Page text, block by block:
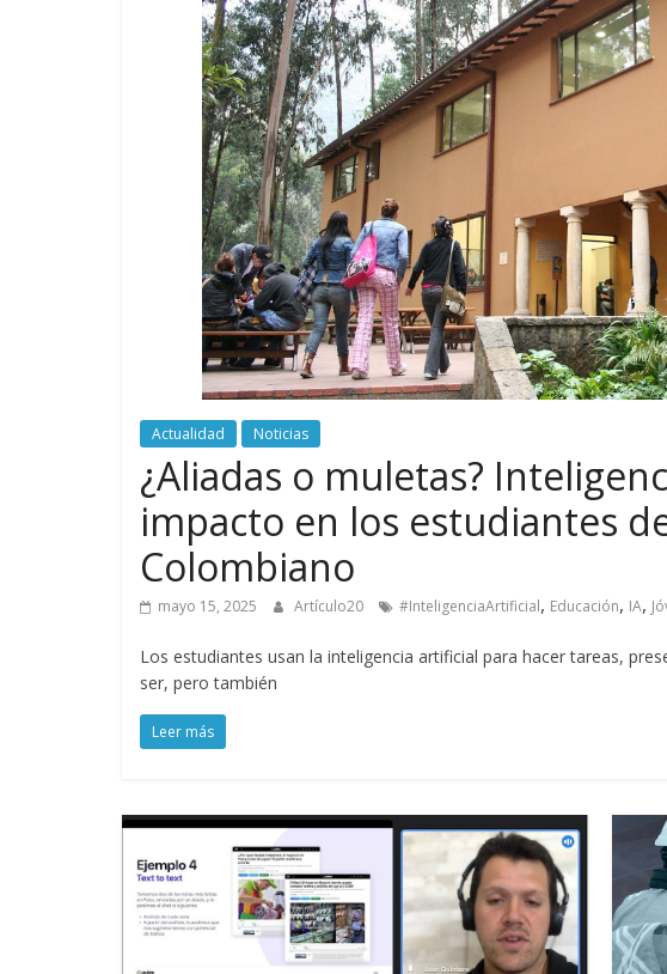
Actualidad Noticias
¿Aliadas o muletas?
impacto en los estudiantes
Colombiano
mayo 15, 2025 Artículo20 #InteligenciaArtificial, Educación, IA,
Los estudiantes usan la inteligencia artificial para hacer tareas,
ser, pero también
Leer más